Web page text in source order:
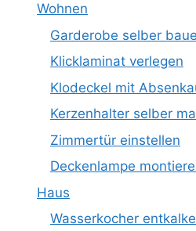
Wohnen
Garderobe selber
Klicklaminat verlegen
Klodeckel mit
Kerzenhalter selber
Zimmertür einstellen
Deckenlampe
Haus
Wasserkocher